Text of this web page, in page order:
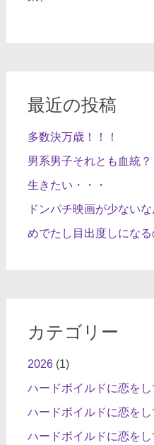
最近の投稿
多数決万歳！！！
男系男子それとも血統？
生きたい・・・
ドンパチ映画が少ないな
めでたし目出度しになる
カテゴリー
2026(1)
ハードボイルドに恋をし
ハードボイルドに恋をし
ハードボイルドに恋をし